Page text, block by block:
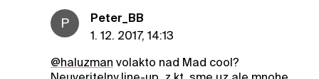
P
Peter_BB
1. 12. 2017, 14:13
@haluzman volakto nad Mad cool?